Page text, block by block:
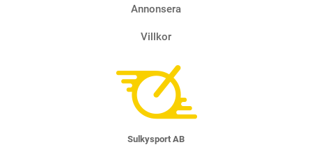
Annonsera
Villkor
Sulkysport AB